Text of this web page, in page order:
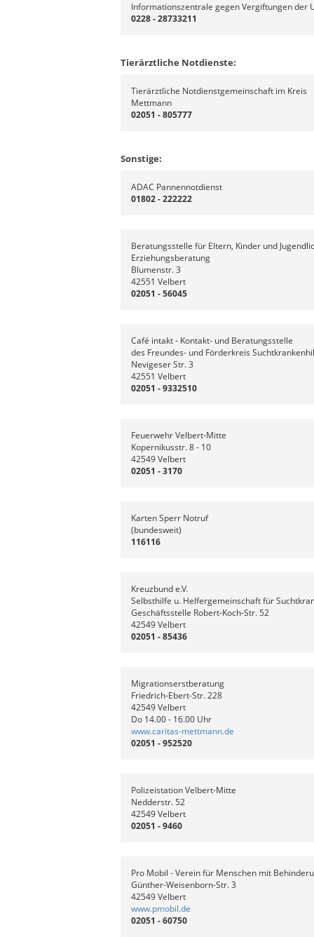
Informationszentrale gegen Vergiftungen der
0228 - 28733211
Tierärztliche Notdienste:
Tierärztliche Notdienstgemeinschaft im Kreis
Mettmann
02051 - 805777
Sonstige:
ADAC Pannennotdienst
01802 - 222222
Beratungsstelle für Eltern, Kinder und
Erziehungsberatung
Blumenstr. 3
42551 Velbert
02051 - 56045
Café intakt - Kontakt- und Beratungsstelle
des Freundes- und Förderkreis
Nevigeser Str. 3
42551 Velbert
02051 - 9332510
Feuerwehr Velbert-Mitte
Kopernikusstr. 8 - 10
42549 Velbert
02051 - 3170
Karten Sperr Notruf
(bundesweit)
116116
Kreuzbund e.V.
Selbsthilfe u. Helfergemeinschaft für
Geschäftsstelle Robert-Koch-Str. 52
42549 Velbert
02051 - 85436
Migrationserstberatung
Friedrich-Ebert-Str. 228
42549 Velbert
Do 14.00 - 16.00 Uhr
www.caritas-mettmann.de
02051 - 952520
Polizeistation Velbert-Mitte
Nedderstr. 52
42549 Velbert
02051 - 9460
Pro Mobil - Verein für Menschen mit
Günther-Weisenborn-Str. 3
42549 Velbert
www.pmobil.de
02051 - 60750